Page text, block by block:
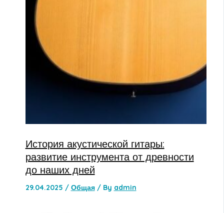
История акустической гитары:
развитие инструмента от древности
до наших дней
29.04.2025 / Общая/ By admin